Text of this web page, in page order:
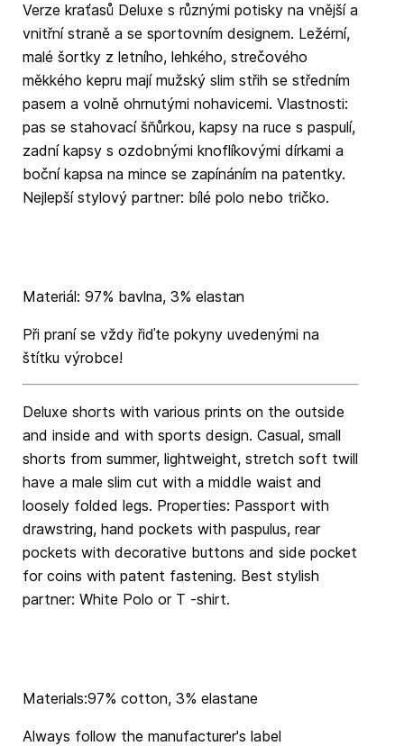
Verze kraťasů Deluxe s různými potisky na vnější a
vnitřní straně a se sportovním designem. Ležérní,
malé šortky z letního, lehkého, strečového
měkkého kepru mají mužský slim střih se středním
pasem a volně ohrnutými nohavicemi. Vlastnosti:
pas se stahovací šňůrkou, kapsy na ruce s paspulí,
zadní kapsy s ozdobnými knoflíkovými dírkami a
boční kapsa na mince se zapínáním na patentky.
Nejlepší stylový partner: bílé polo nebo tričko.
Materiál: 97% bavlna, 3% elastan
Při praní se vždy řiďte pokyny uvedenými na
štítku výrobce!
Deluxe shorts with various prints on the outside
and inside and with sports design. Casual, small
shorts from summer, lightweight, stretch soft twill
have a male slim cut with a middle waist and
loosely folded legs. Properties: Passport with
drawstring, hand pockets with paspulus, rear
pockets with decorative buttons and side pocket
for coins with patent fastening. Best stylish
partner: White Polo or T -shirt.
Materials:97% cotton, 3% elastane
Always follow the manufacturer's label